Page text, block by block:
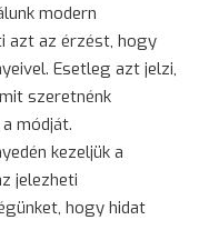
modern
azt az érzést, hogy
Esetleg azt jelzi,
szeretnénk
módját.
kezeljük a
jelezheti
hogy hidat